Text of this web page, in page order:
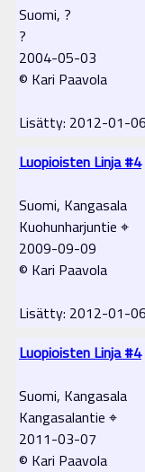
Suomi, ?
?
2004-05-03
© Kari Paavola
Lisätty: 2012-01-
Luopioisten Linja #4
Suomi, Kangasala
Kuohunharjuntie ⌖
2009-09-09
© Kari Paavola
Lisätty: 2012-01-
Luopioisten Linja #4
Suomi, Kangasala
Kangasalantie ⌖
2011-03-07
© Kari Paavola